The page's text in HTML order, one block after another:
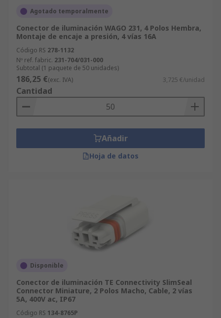
Agotado temporalmente
Conector de iluminación WAGO 231, 4 Polos Hembra,
Montaje de encaje a presión, 4 vías 16A
Código RS 278-1132
Nº ref. fabric. 231-704/031-000
Subtotal (1 paquete de 50 unidades)
186,25 €(exc. IVA) 3,725 €/unidad
Cantidad
Añadir
Hoja de datos
Disponible
Conector de iluminación TE Connectivity SlimSeal
Connector Miniature, 2 Polos Macho, Cable, 2 vías
5A, 400V ac, IP67
Código RS 134-8765P